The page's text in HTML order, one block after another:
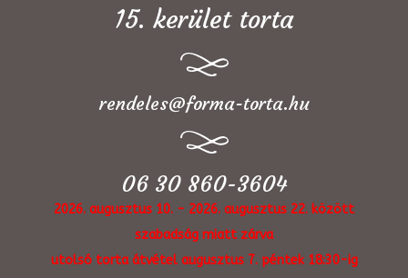
15. kerület torta
rendeles@forma-torta.hu
06 30 860-3604
2026. augusztus 10. - 2026. augusztus 22. között
szabadság miatt zárva
utolsó torta átvétel augusztus 7. péntek 18:30-ig